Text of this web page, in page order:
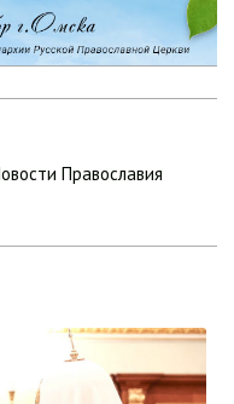
Православия